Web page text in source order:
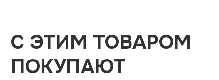
С ЭТИМ ТОВАРОМ
ПОКУПАЮТ